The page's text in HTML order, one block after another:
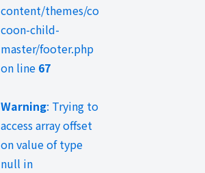
content/themes/co
coon-child-
master/footer.php
on line 67
Warning: Trying to
access array offset
on value of type
null in